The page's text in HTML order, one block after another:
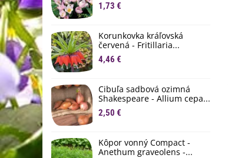
1,73 €
Korunkovka kráľovská
červená - Fritillaria...
4,46 €
Cibuľa sadbová ozimná
Shakespeare - Allium cepa...
2,50 €
Kôpor vonný Compact -
Anethum graveolens -...